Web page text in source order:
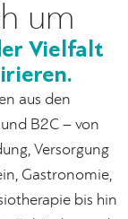
um
Vielfalt
aus den
B2C – von
Versorgung
Gastronomie,
bis hin